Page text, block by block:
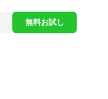
無料お試し